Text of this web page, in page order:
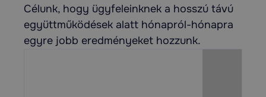
Célunk, hogy ügyfeleinknek a hosszú távú
együttműködések alatt hónapról-hónapra
egyre jobb eredményeket hozzunk.